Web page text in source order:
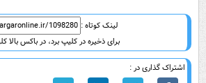
لینک کوتاه :
برای ذخیره در کلیپ برد، در باکس بالا
اشتراک گذاری در :